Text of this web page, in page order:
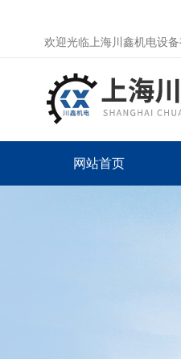
欢迎光临上海川鑫机电设备
网站首页